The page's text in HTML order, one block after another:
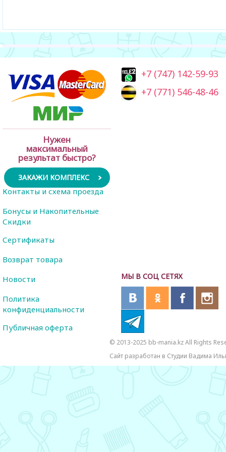
Нужен
максимальный
результат быстро?
ЗАКАЖИ КОМПЛЕКС
+7 (747) 142-59-93
+7 (771) 546-48-46
МЫ В СОЦ СЕТЯХ
Контакты и схема проезда
Бонусы и Накопительные
Скидки
Сертификаты
Возврат товара
Новости
Политика
конфиденциальности
Публичная оферта
© 2013-2025 bb-mania.kz All Rights
Сайт разработан в Студии Вадима